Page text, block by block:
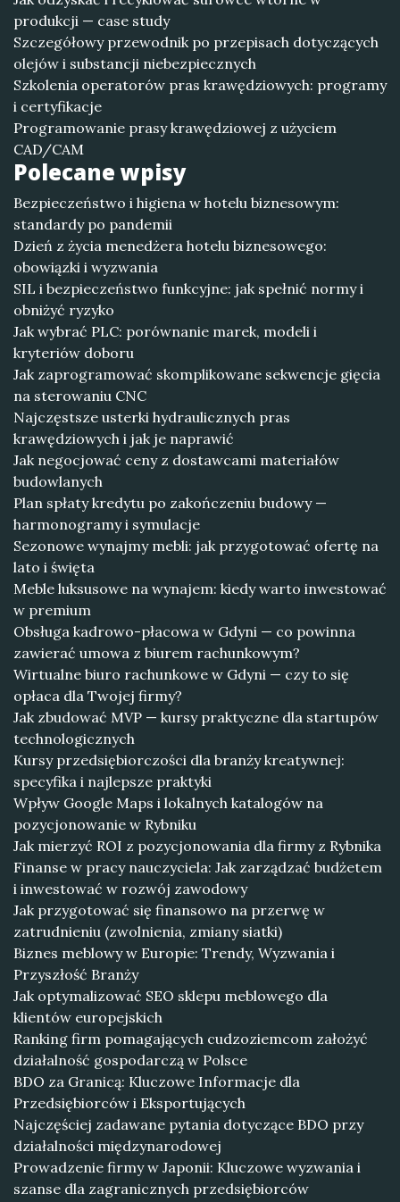
produkcji — case study
Szczegółowy przewodnik po przepisach dotyczących
olejów i substancji niebezpiecznych
Szkolenia operatorów pras krawędziowych: programy
i certyfikacje
Programowanie prasy krawędziowej z użyciem
CAD/CAM
Polecane wpisy
Bezpieczeństwo i higiena w hotelu biznesowym:
standardy po pandemii
Dzień z życia menedżera hotelu biznesowego:
obowiązki i wyzwania
SIL i bezpieczeństwo funkcyjne: jak spełnić normy i
obniżyć ryzyko
Jak wybrać PLC: porównanie marek, modeli i
kryteriów doboru
Jak zaprogramować skomplikowane sekwencje gięcia
na sterowaniu CNC
Najczęstsze usterki hydraulicznych pras
krawędziowych i jak je naprawić
Jak negocjować ceny z dostawcami materiałów
budowlanych
Plan spłaty kredytu po zakończeniu budowy —
harmonogramy i symulacje
Sezonowe wynajmy mebli: jak przygotować ofertę na
lato i święta
Meble luksusowe na wynajem: kiedy warto inwestować
w premium
Obsługa kadrowo-płacowa w Gdyni — co powinna
zawierać umowa z biurem rachunkowym?
Wirtualne biuro rachunkowe w Gdyni — czy to się
opłaca dla Twojej firmy?
Jak zbudować MVP — kursy praktyczne dla startupów
technologicznych
Kursy przedsiębiorczości dla branży kreatywnej:
specyfika i najlepsze praktyki
Wpływ Google Maps i lokalnych katalogów na
pozycjonowanie w Rybniku
Jak mierzyć ROI z pozycjonowania dla firmy z Rybnika
Finanse w pracy nauczyciela: Jak zarządzać budżetem
i inwestować w rozwój zawodowy
Jak przygotować się finansowo na przerwę w
zatrudnieniu (zwolnienia, zmiany siatki)
Biznes meblowy w Europie: Trendy, Wyzwania i
Przyszłość Branży
Jak optymalizować SEO sklepu meblowego dla
klientów europejskich
Ranking firm pomagających cudzoziemcom założyć
działalność gospodarczą w Polsce
BDO za Granicą: Kluczowe Informacje dla
Przedsiębiorców i Eksportujących
Najczęściej zadawane pytania dotyczące BDO przy
działalności międzynarodowej
Prowadzenie firmy w Japonii: Kluczowe wyzwania i
szanse dla zagranicznych przedsiębiorców